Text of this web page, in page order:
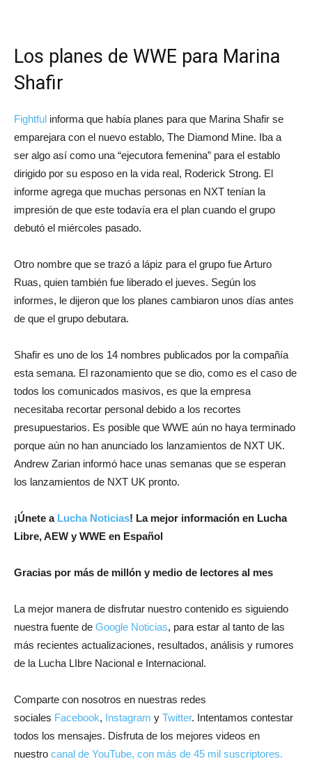
Los planes de WWE para Marina
Shafir
Fightful informa que había planes para que Marina Shafir se
emparejara con el nuevo establo, The Diamond Mine. Iba a
ser algo así como una “ejecutora femenina” para el establo
dirigido por su esposo en la vida real, Roderick Strong. El
informe agrega que muchas personas en NXT tenían la
impresión de que este todavía era el plan cuando el grupo
debutó el miércoles pasado.
Otro nombre que se trazó a lápiz para el grupo fue Arturo
Ruas, quien también fue liberado el jueves. Según los
informes, le dijeron que los planes cambiaron unos días antes
de que el grupo debutara.
Shafir es uno de los 14 nombres publicados por la compañía
esta semana. El razonamiento que se dio, como es el caso de
todos los comunicados masivos, es que la empresa
necesitaba recortar personal debido a los recortes
presupuestarios. Es posible que WWE aún no haya terminado
porque aún no han anunciado los lanzamientos de NXT UK.
Andrew Zarian informó hace unas semanas que se esperan
los lanzamientos de NXT UK pronto.
¡Únete a Lucha Noticias! La mejor información en Lucha
Libre, AEW y WWE en Español
Gracias por más de millón y medio de lectores al mes
La mejor manera de disfrutar nuestro contenido es siguiendo
nuestra fuente de Google Noticias, para estar al tanto de las
más recientes actualizaciones, resultados, análisis y rumores
de la Lucha LIbre Nacional e Internacional.
Comparte con nosotros en nuestras redes
sociales Facebook, Instagram y Twitter. Intentamos contestar
todos los mensajes. Disfruta de los mejores videos en
nuestro canal de YouTube, con más de 45 mil suscriptores.